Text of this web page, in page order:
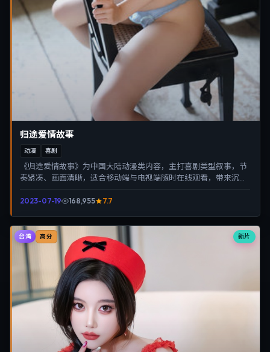
归途爱情故事
动漫 喜剧
《归途爱情故事》为中国大陆动漫类内容，主打喜剧类型叙事，节
奏紧凑、画面清晰，适合移动端与电视端随时在线观看，带来沉浸
2023-07-19 168,955 7.7
新片
台湾 高分